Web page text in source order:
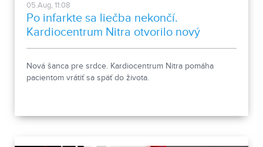
05.Aug, 11:08
Po infarkte sa liečba nekončí.
Kardiocentrum Nitra otvorilo nový
stacionár
Nová šanca pre srdce. Kardiocentrum Nitra pomáha
pacientom vrátiť sa späť do života.